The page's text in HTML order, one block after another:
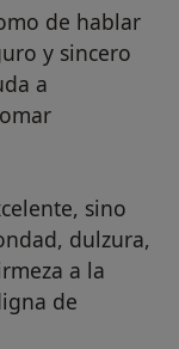
de hablar
y sincero
a
sino
dulzura,
a la
de